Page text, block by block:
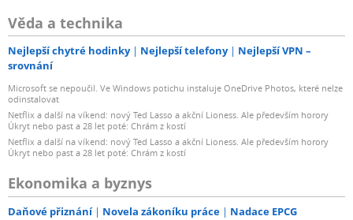
Věda a technika
Nejlepší chytré hodinky Nejlepší telefony
Nejlepší VPN –
srovnání
Microsoft se nepoučil. Ve Windows potichu instaluje OneDrive Photos, které nelze
odinstalovat
Netflix a další na víkend: nový Ted Lasso a akční Lioness. Ale především horory
Úkryt nebo past a 28 let poté: Chrám z kostí
Netflix a další na víkend: nový Ted Lasso a akční Lioness. Ale především horory
Úkryt nebo past a 28 let poté: Chrám z kostí
Ekonomika a byznys
Daňové přiznání Novela zákoníku práce Nadace EPCG